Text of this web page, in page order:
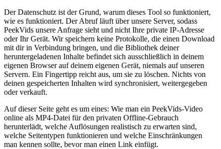
Der Datenschutz ist der Grund, warum dieses Tool so funktioniert,
wie es funktioniert. Der Abruf läuft über unsere Server, sodass
PeekVids unsere Anfrage sieht und nicht Ihre private IP-Adresse
oder Ihr Gerät. Wir speichern keine Protokolle, die einen Download
mit dir in Verbindung bringen, und die Bibliothek deiner
heruntergeladenen Inhalte befindet sich ausschließlich in deinem
eigenen Browser auf deinem eigenen Gerät, niemals auf unseren
Servern. Ein Fingertipp reicht aus, um sie zu löschen. Nichts von
deinen gespeicherten Inhalten wird synchronisiert, weitergegeben
oder verkauft.
Auf dieser Seite geht es um eines: Wie man ein PeekVids-Video
online als MP4-Datei für den privaten Offline-Gebrauch
herunterlädt, welche Auflösungen realistisch zu erwarten sind,
welche Seitentypen funktionieren und welche Einschränkungen
man kennen sollte, bevor man einen Link einfügt.